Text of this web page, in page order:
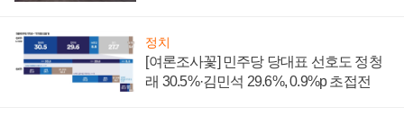
정치
[여론조사꽃] 민주당 당대표 선호도 정청
래 30.5%·김민석 29.6%, 0.9%p 초접전